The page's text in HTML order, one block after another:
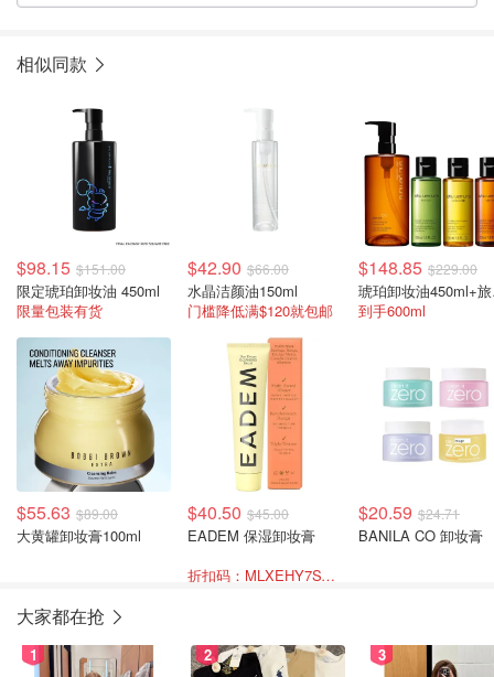
相似同款
$98.15 $151.00
限定琥珀卸妆油 450ml
限量包装有货
$42.90 $66.00
水晶洁颜油150ml
门槛降低满$120就包邮
$148.85 $229.00
琥
到手600ml
$55.63 $89.00
大黄罐卸妆膏100ml
$40.50 $45.00
EADEM 保湿卸妆膏
折扣码：MLXEHY7SVFBW
$20.59 $24.71
BANILA CO 卸妆膏
大家都在抢
1 2 3